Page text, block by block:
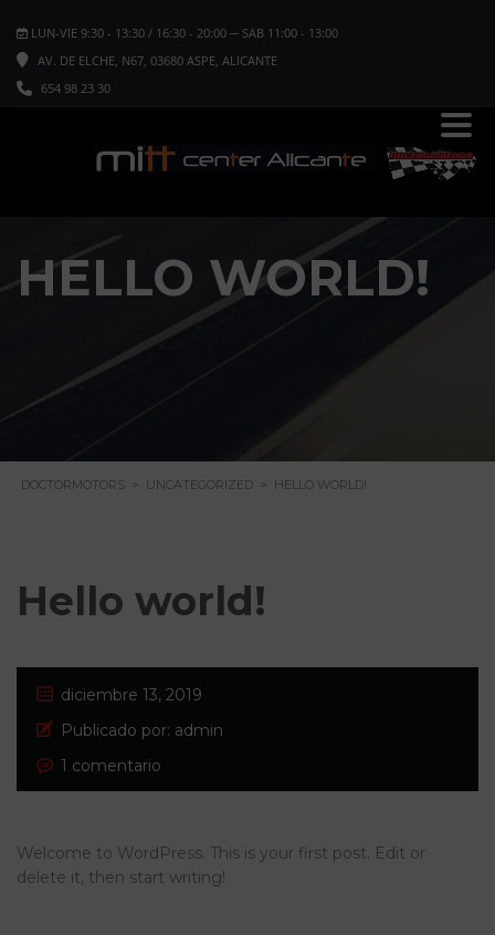
LUN-VIE 9:30 - 13:30 / 16:30 - 20:00 ─ SAB 11:00 - 13:00
AV. DE ELCHE, N67, 03680 ASPE, ALICANTE
654 98 23 30
HELLO WORLD!
DOCTORMOTORS > UNCATEGORIZED > HELLO WORLD!
Hello world!
diciembre 13, 2019
Publicado por: admin
1 comentario
Welcome to WordPress. This is your first post. Edit or
delete it, then start writing!